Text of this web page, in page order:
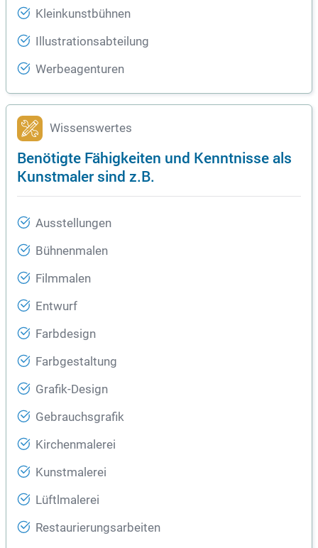
Kleinkunstbühnen
Illustrationsabteilung
Werbeagenturen
Wissenswertes
Benötigte Fähigkeiten und Kenntnisse als
Kunstmaler sind z.B.
Ausstellungen
Bühnenmalen
Filmmalen
Entwurf
Farbdesign
Farbgestaltung
Grafik-Design
Gebrauchsgrafik
Kirchenmalerei
Kunstmalerei
Lüftlmalerei
Restaurierungsarbeiten